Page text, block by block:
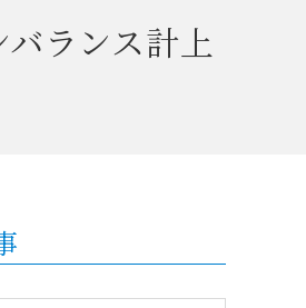
ランス計上